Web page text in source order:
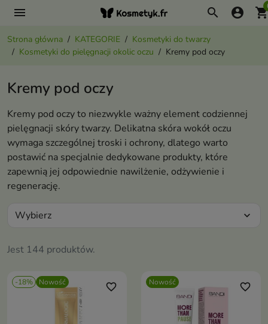
menu search account_circle
Strona główna KATEGORIE
Kosmetyki do twarzy
Kosmetyki do pielęgnacji okolic oczu
Kremy pod oczy
Kremy pod oczy
Kremy pod oczy to niezwykle ważny element codziennej
pielęgnacji skóry twarzy. Delikatna skóra wokół oczu
wymaga szczególnej troski i ochrony, dlatego warto
postawić na specjalnie dedykowane produkty, które
zapewnią jej odpowiednie nawilżenie, odżywienie i
regenerację.
Jest 144 produktów.
Wybierz expand_more
-18% Nowość favorite_border Nowość favorite_border